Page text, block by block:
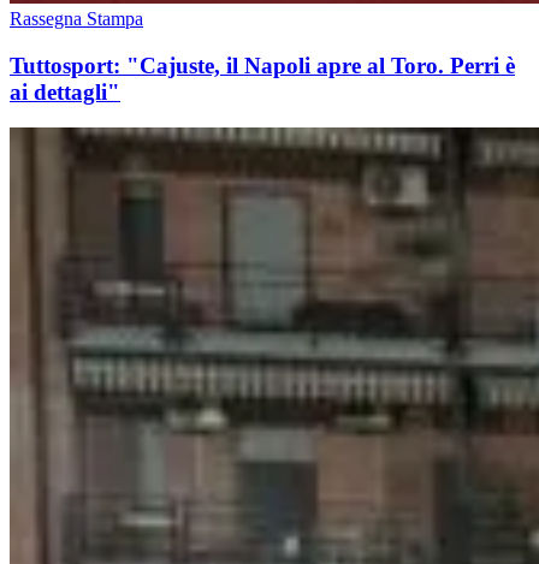
Rassegna Stampa
Tuttosport: "Cajuste, il Napoli apre al Toro. Perri è
ai dettagli"